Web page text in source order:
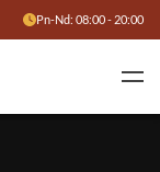
Pn-Nd: 08:00 - 20:00